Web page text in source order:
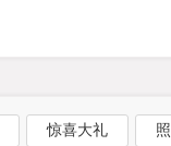
惊喜大礼